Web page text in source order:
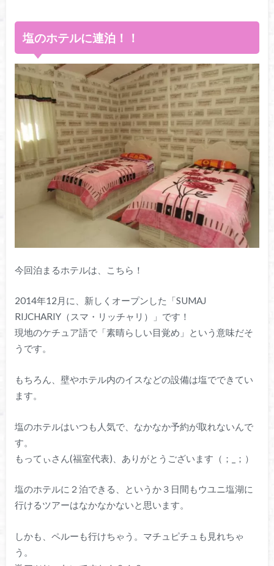
塩のホテルに連泊！！
今回泊まるホテルは、こちら！
2014年12月に、新しくオープンした「SUMAJ
RIJCHARIY（スマ・リッチャリ）」です！
現地のケチュア語で「素晴らしい目覚め」という意味だそ
うです。
もちろん、壁やホテル内のイスなどの設備は塩でできてい
ます。
塩のホテルはいつも人気で、なかなか予約が取れないんで
す。
もってぃさん(福室代表)、ありがとうございます（；_；）
塩のホテルに２泊できる、というか３日間もウユニ塩湖に
行けるツアーはなかなかないと思います。
しかも、ペルーも行けちゃう。マチュピチュも見れちゃ
う。